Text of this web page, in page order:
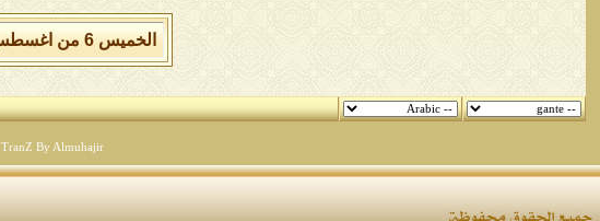
الخميس 6 من اغسطس 2026 , الساعة الان 11:31:03 صباحاً.
TranZ By Almuhajir